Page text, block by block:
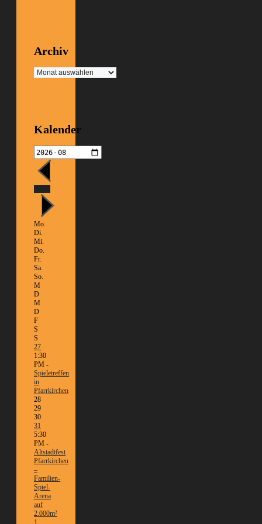
Archiv
Archiv
Kalender
Mo.
Di.
Mi.
Do.
Fr.
Sa.
So.
M
D
M
D
F
S
S
27
1:30
PM -
Spieletreffen
in
Pfarrkirchen
28
29
30
31
5:30
PM -
Altstadtfest
Pfarrkirchen
–
Familien-
Spiel-
Arena
auf
2.000m²
1